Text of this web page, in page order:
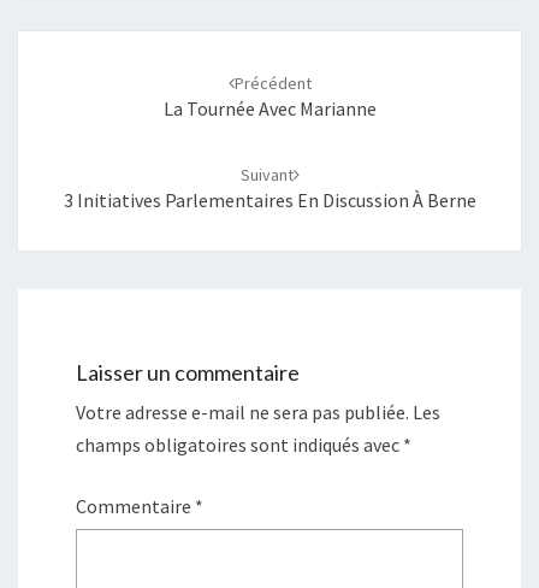
Précédent
La Tournée Avec Marianne
Suivant
3 Initiatives Parlementaires En Discussion À Berne
Laisser un commentaire
Votre adresse e-mail ne sera pas publiée. Les
champs obligatoires sont indiqués avec *
Commentaire *